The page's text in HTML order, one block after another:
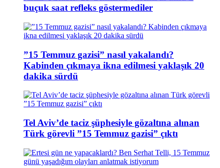
buçuk saat refleks göstermediler
”15 Temmuz gazisi” nasıl yakalandı?
Kabinden çıkmaya ikna edilmesi yaklaşık 20
dakika sürdü
Tel Aviv’de taciz şüphesiyle gözaltına alınan
Türk görevli ”15 Temmuz gazisi” çıktı